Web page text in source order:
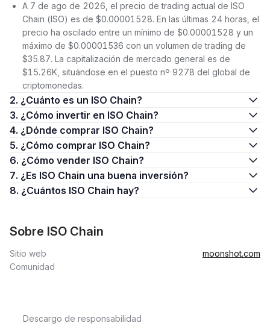
A 7 de ago de 2026, el precio de trading actual de ISO
Chain (ISO) es de $0.00001528. En las últimas 24 horas, el
precio ha oscilado entre un mínimo de $0.00001528 y un
máximo de $0.00001536 con un volumen de trading de
$35.87. La capitalización de mercado general es de
$15.26K, situándose en el puesto nº 9278 del global de
criptomonedas.
2. ¿Cuánto es un ISO Chain?
3. ¿Cómo invertir en ISO Chain?
4. ¿Dónde comprar ISO Chain?
5. ¿Cómo comprar ISO Chain?
6. ¿Cómo vender ISO Chain?
7. ¿Es ISO Chain una buena inversión?
8. ¿Cuántos ISO Chain hay?
Sobre ISO Chain
Sitio web
moonshot.com
Comunidad
Descargo de responsabilidad